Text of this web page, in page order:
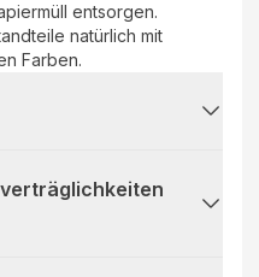
entsorgen.
natürlich mit
Farben.